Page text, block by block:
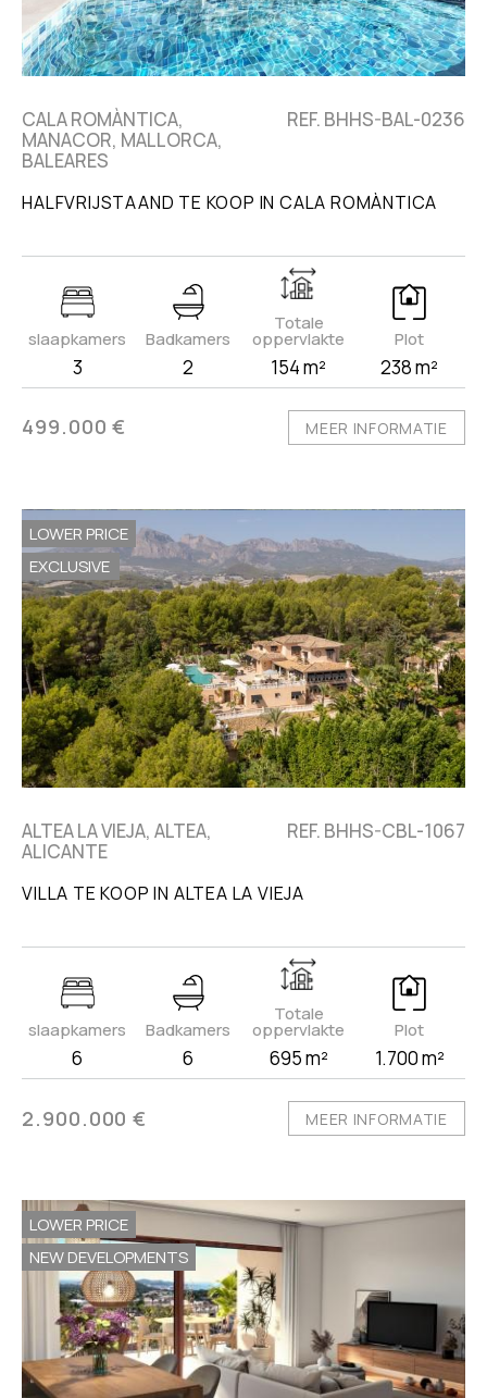
CALA ROMÀNTICA,
MANACOR, MALLORCA,
BALEARES
REF. BHHS-BAL-0236
HALFVRIJSTAAND TE KOOP IN CALA ROMÀNTICA
slaapkamers
3
Badkamers
2
Totale
oppervlakte
154 m²
Plot
238 m²
499.000 € MEER INFORMATIE
LOWER PRICE
EXCLUSIVE
ALTEA LA VIEJA, ALTEA,
ALICANTE
REF. BHHS-CBL-1067
VILLA TE KOOP IN ALTEA LA VIEJA
slaapkamers
6
Badkamers
6
Totale
oppervlakte
695 m²
Plot
1.700 m²
2.900.000 € MEER INFORMATIE
LOWER PRICE
NEW DEVELOPMENTS